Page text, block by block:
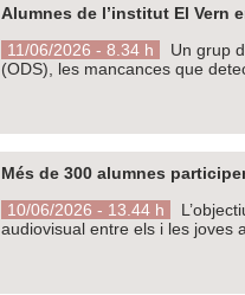
Alumnes de l’institut El Vern
11/06/2026 - 8.34 h
Un grup
(ODS), les mancances que
Més de 300 alumnes
10/06/2026 - 13.44 h
audiovisual entre els i les joves